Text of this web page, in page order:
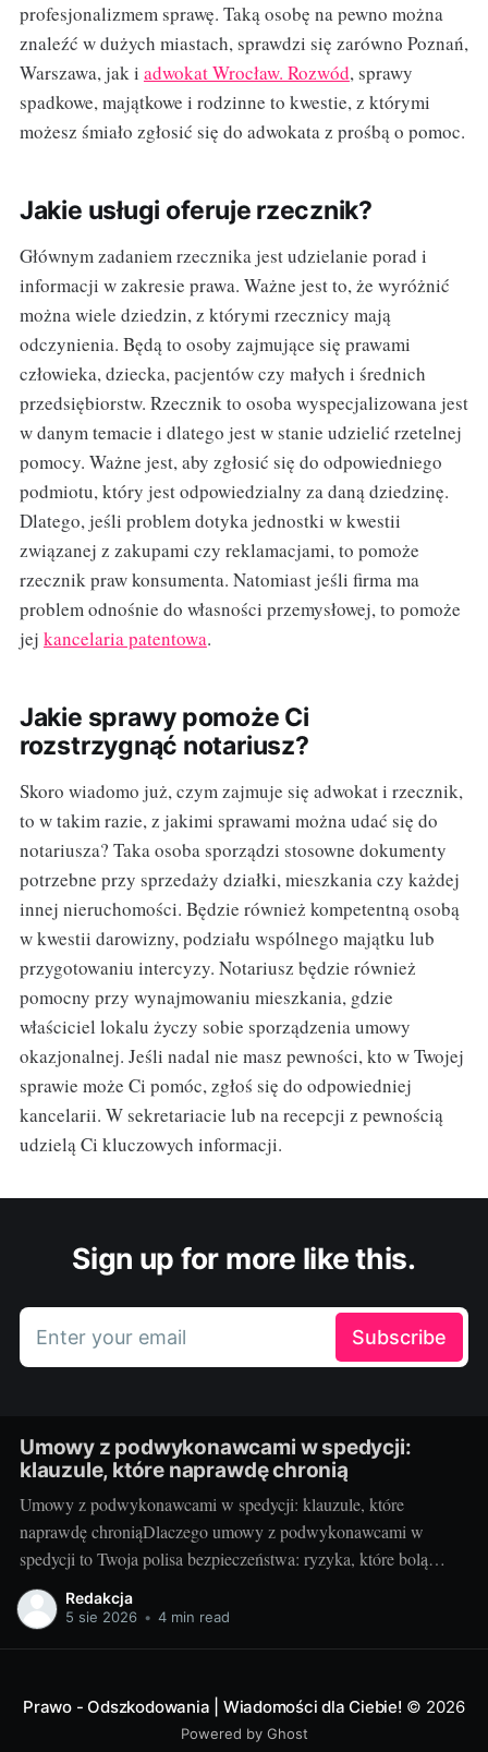
profesjonalizmem sprawę. Taką osobę na pewno można
znaleźć w dużych miastach, sprawdzi się zarówno Poznań,
Warszawa, jak i adwokat Wrocław. Rozwód, sprawy
spadkowe, majątkowe i rodzinne to kwestie, z którymi
możesz śmiało zgłosić się do adwokata z prośbą o pomoc.
Jakie usługi oferuje rzecznik?
Głównym zadaniem rzecznika jest udzielanie porad i
informacji w zakresie prawa. Ważne jest to, że wyróżnić
można wiele dziedzin, z którymi rzecznicy mają
odczynienia. Będą to osoby zajmujące się prawami
człowieka, dziecka, pacjentów czy małych i średnich
przedsiębiorstw. Rzecznik to osoba wyspecjalizowana jest
w danym temacie i dlatego jest w stanie udzielić rzetelnej
pomocy. Ważne jest, aby zgłosić się do odpowiedniego
podmiotu, który jest odpowiedzialny za daną dziedzinę.
Dlatego, jeśli problem dotyka jednostki w kwestii
związanej z zakupami czy reklamacjami, to pomoże
rzecznik praw konsumenta. Natomiast jeśli firma ma
problem odnośnie do własności przemysłowej, to pomoże
jej kancelaria patentowa.
Jakie sprawy pomoże Ci
rozstrzygnąć notariusz?
Skoro wiadomo już, czym zajmuje się adwokat i rzecznik,
to w takim razie, z jakimi sprawami można udać się do
notariusza? Taka osoba sporządzi stosowne dokumenty
potrzebne przy sprzedaży działki, mieszkania czy każdej
innej nieruchomości. Będzie również kompetentną osobą
w kwestii darowizny, podziału wspólnego majątku lub
przygotowaniu intercyzy. Notariusz będzie również
pomocny przy wynajmowaniu mieszkania, gdzie
właściciel lokalu życzy sobie sporządzenia umowy
okazjonalnej. Jeśli nadal nie masz pewności, kto w Twojej
sprawie może Ci pomóc, zgłoś się do odpowiedniej
kancelarii. W sekretariacie lub na recepcji z pewnością
udzielą Ci kluczowych informacji.
Sign up for more like this.
Enter your email Subscribe
Umowy z podwykonawcami w spedycji:
klauzule, które naprawdę chronią
Umowy z podwykonawcami w spedycji: klauzule, które
naprawdę chroniąDlaczego umowy z podwykonawcami w
spedycji to Twoja polisa bezpieczeństwa: ryzyka, które bolą
najbardziejW spedycji szybkość decyzji spotyka się z wysokim
ryzykiem. Brak jasnych zapisów z podwykonawcą
Redakcja
5 sie 2026 • 4 min read
Prawo - Odszkodowania | Wiadomości dla Ciebie! © 2026
Powered by Ghost